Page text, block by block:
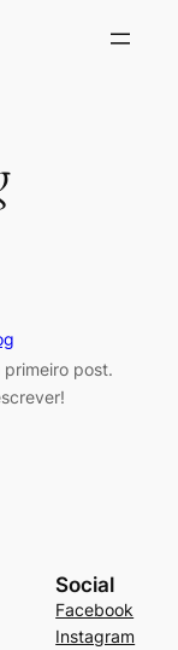
primeiro post.
Social
Facebook
Instagram